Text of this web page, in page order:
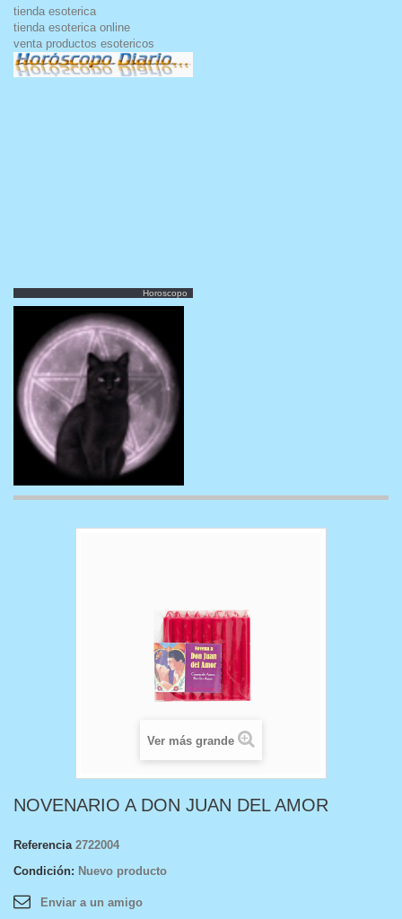
tienda esoterica
tienda esoterica online
venta productos esotericos
Horoscopo
Ver más grande
NOVENARIO A DON JUAN DEL AMOR
Referencia 2722004
Condición: Nuevo producto
Enviar a un amigo